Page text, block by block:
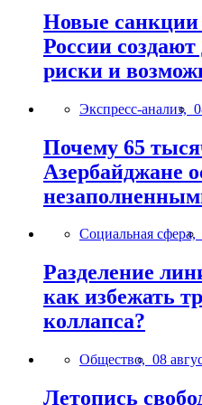
Новые
России
риски и
Экспресс-анализ,
Почему 65
Азербайджане
Социальная сфера,
Разделение
как избежать
коллапса?
Общество, 08
Летопись